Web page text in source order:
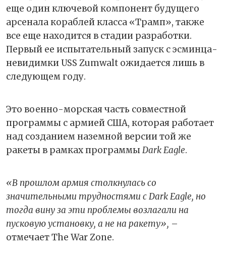
еще один ключевой компонент будущего
арсенала кораблей класса «Трамп», также
все еще находится в стадии разработки.
Первый ее испытательный запуск с эсминца-
невидимки USS Zumwalt ожидается лишь в
следующем году.
Это военно-морская часть совместной
программы с армией США, которая работает
над созданием наземной версии той же
ракеты в рамках программы Dark Eagle.
«В прошлом армия столкнулась со
значительными трудностями с Dark Eagle, но
тогда вину за эти проблемы возлагали на
пусковую установку, а не на ракету», –
отмечает The War Zone.